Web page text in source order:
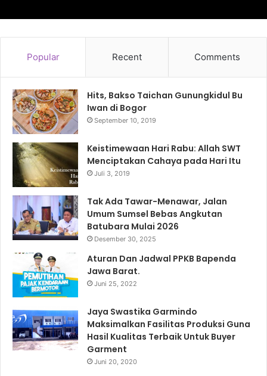
Popular Recent Comments
Hits, Bakso Taichan Gunungkidul Bu
Iwan di Bogor
September 10, 2019
Keistimewaan Hari Rabu: Allah SWT
Menciptakan Cahaya pada Hari Itu
Juli 3, 2019
Tak Ada Tawar-Menawar, Jalan
Umum Sumsel Bebas Angkutan
Batubara Mulai 2026
Desember 30, 2025
Aturan Dan Jadwal PPKB Bapenda
Jawa Barat.
Juni 25, 2022
Jaya Swastika Garmindo
Maksimalkan Fasilitas Produksi Guna
Hasil Kualitas Terbaik Untuk Buyer
Garment
Juni 20, 2020